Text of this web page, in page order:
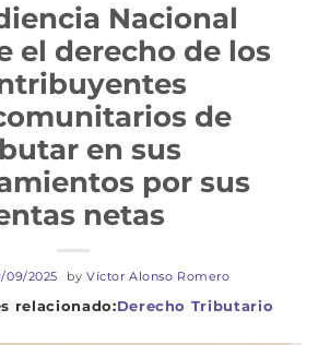
Derecho Tributario
Nacional
el derecho de los
de
en sus
por sus
netas
09/2025 byVíctor Alonso Romero